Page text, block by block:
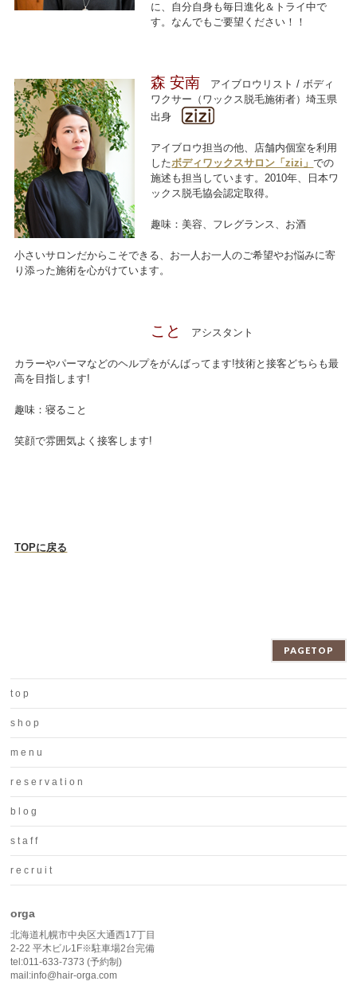
に、自分自身も毎日進化＆トライ中で
す。なんでもご要望ください！！
森 安南 アイブロウリスト / ボディ
ワクサー（ワックス脱毛施術者）埼玉県
出身
アイブロウ担当の他、店舗内個室を利用
したボディワックスサロン「zizi」での
施述も担当しています。2010年、日本ワ
ックス脱毛協会認定取得。
趣味：美容、フレグランス、お酒
小さいサロンだからこそできる、お一人お一人のご希望やお悩みに寄
り添った施術を心がけています。
こと アシスタント
カラーやパーマなどのヘルプをがんばってます!技術と接客どちらも最
高を目指します!
趣味：寝ること
笑顔で雰囲気よく接客します!
TOPに戻る
PAGETOP
t o p
s h o p
m e n u
r e s e r v a t i o n
b l o g
s t a f f
r e c r u i t
orga
北海道札幌市中央区大通西17丁目
2-22 平木ビル1F※駐車場2台完備
tel:011-633-7373 (予約制)
mail:info@hair-orga.com